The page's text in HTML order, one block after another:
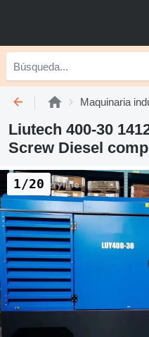
Maquinaria
Liutech 400-30
Screw Diesel
1/20